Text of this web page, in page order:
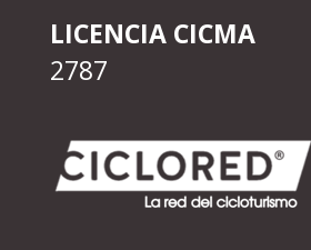
LICENCIA CICMA
2787